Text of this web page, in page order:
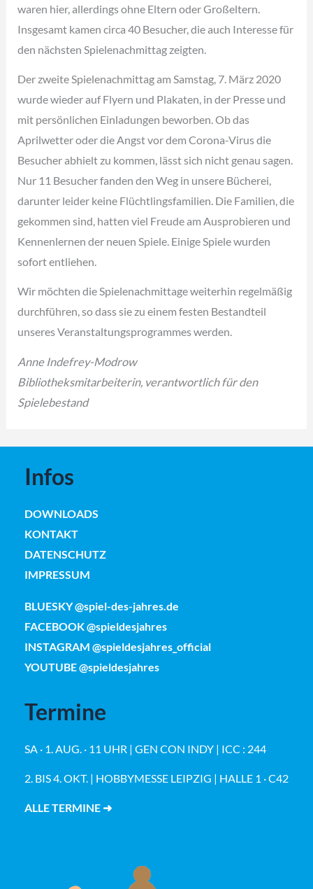
waren hier, allerdings ohne Eltern oder Großeltern.
Insgesamt kamen circa 40 Besucher, die auch Interesse für
den nächsten Spielenachmittag zeigten.
Der zweite Spielenachmittag am Samstag, 7. März 2020
wurde wieder auf Flyern und Plakaten, in der Presse und
mit persönlichen Einladungen beworben. Ob das
Aprilwetter oder die Angst vor dem Corona-Virus die
Besucher abhielt zu kommen, lässt sich nicht genau sagen.
Nur 11 Besucher fanden den Weg in unsere Bücherei,
darunter leider keine Flüchtlingsfamilien. Die Familien, die
gekommen sind, hatten viel Freude am Ausprobieren und
Kennenlernen der neuen Spiele. Einige Spiele wurden
sofort entliehen.
Wir möchten die Spielenachmittage weiterhin regelmäßig
durchführen, so dass sie zu einem festen Bestandteil
unseres Veranstaltungsprogrammes werden.
Anne Indefrey-Modrow
Bibliotheksmitarbeiterin, verantwortlich für den
Spielebestand
Infos
DOWNLOADS
KONTAKT
DATENSCHUTZ
IMPRESSUM
BLUESKY @spiel-des-jahres.de
FACEBOOK @spieldesjahres
INSTAGRAM @spieldesjahres_official
YOUTUBE @spieldesjahres
Termine
SA · 1. AUG. · 11 UHR | GEN CON INDY | ICC : 244
2. BIS 4. OKT. | HOBBYMESSE LEIPZIG | HALLE 1 · C42
ALLE TERMINE ➜